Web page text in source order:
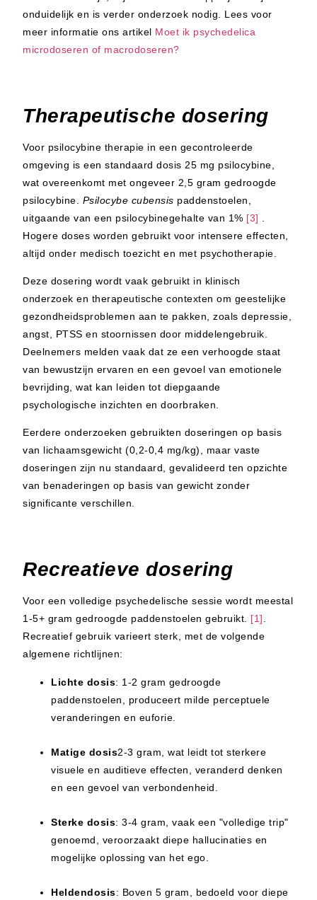
onduidelijk en is verder onderzoek nodig. Lees voor
meer informatie ons artikel Moet ik psychedelica
microdoseren of macrodoseren?
Therapeutische dosering
Voor psilocybine therapie in een gecontroleerde
omgeving is een standaard dosis 25 mg psilocybine,
wat overeenkomt met ongeveer 2,5 gram gedroogde
psilocybine. Psilocybe cubensis paddenstoelen,
uitgaande van een psilocybinegehalte van 1% [3]
Hogere doses worden gebruikt voor intensere effecten,
altijd onder medisch toezicht en met psychotherapie.
Deze dosering wordt vaak gebruikt in klinisch
onderzoek en therapeutische contexten om geestelijke
gezondheidsproblemen aan te pakken, zoals depressie,
angst, PTSS en stoornissen door middelengebruik.
Deelnemers melden vaak dat ze een verhoogde staat
van bewustzijn ervaren en een gevoel van emotionele
bevrijding, wat kan leiden tot diepgaande
psychologische inzichten en doorbraken.
Eerdere onderzoeken gebruikten doseringen op basis
van lichaamsgewicht (0,2-0,4 mg/kg), maar vaste
doseringen zijn nu standaard, gevalideerd ten opzichte
van benaderingen op basis van gewicht zonder
significante verschillen.
Recreatieve dosering
Voor een volledige psychedelische sessie wordt meestal
1-5+ gram gedroogde paddenstoelen gebruikt. [1].
Recreatief gebruik varieert sterk, met de volgende
algemene richtlijnen:
Lichte dosis: 1-2 gram gedroogde
paddenstoelen, produceert milde perceptuele
veranderingen en euforie.
Matige dosis2-3 gram, wat leidt tot sterkere
visuele en auditieve effecten, veranderd denken
en een gevoel van verbondenheid.
Sterke dosis: 3-4 gram, vaak een "volledige trip"
genoemd, veroorzaakt diepe hallucinaties en
mogelijke oplossing van het ego.
Heldendosis: Boven 5 gram, bedoeld voor diepe